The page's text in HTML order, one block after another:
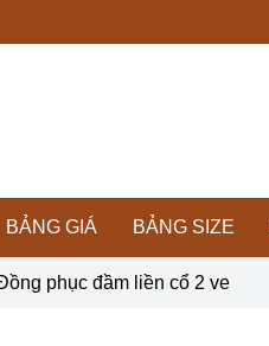
BẢNG GIÁ BẢNG SIZE
phục đầm liền cổ 2 ve